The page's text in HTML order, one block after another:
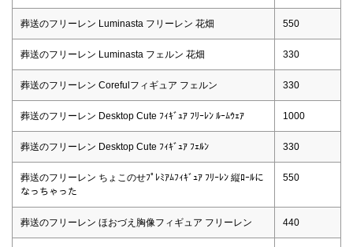
葬送のフリーレン Luminasta フリーレン 花畑 550
葬送のフリーレン Luminasta フェルン 花畑 330
葬送のフリーレン Corefulフィギュア フェルン 330
葬送のフリーレン Desktop Cute ﾌｨｷﾞｭｱ ﾌﾘｰﾚﾝ ﾙｰﾑｳｪｱ 1000
葬送のフリーレン Desktop Cute ﾌｨｷﾞｭｱ ﾌｪﾙﾝ 330
葬送のフリーレン ちょこのせﾌﾟﾚﾐｱﾑﾌｨｷﾞｭｱ ﾌﾘｰﾚﾝ 縦ﾛｰﾙに
なっちゃった
550
葬送のフリーレン ほおづえ胸像フィギュア フリーレン 440